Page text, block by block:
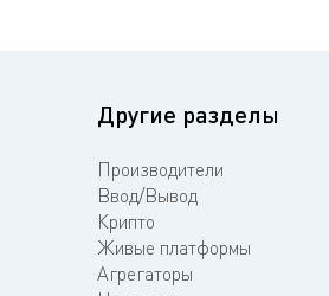
Другие разделы
Производители
Ввод/Вывод
Крипто
Живые платформы
Агрегаторы